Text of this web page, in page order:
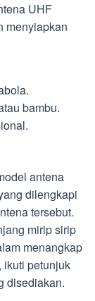
UHF
menyiapkan
bambu.
antena
dilengkapi
tersebut.
mirip sirip
menangkap
ikuti petunjuk
disediakan.